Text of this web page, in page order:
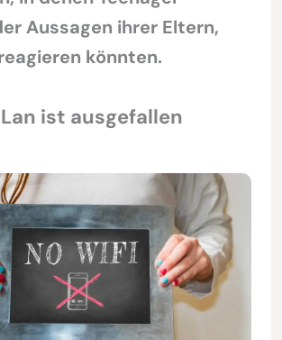
Aussagen ihrer Eltern,
könnten.
ist ausgefallen